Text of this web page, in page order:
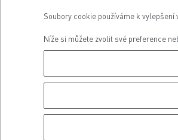
Soubory cookie používáme k
Níže si můžete zvolit své preference